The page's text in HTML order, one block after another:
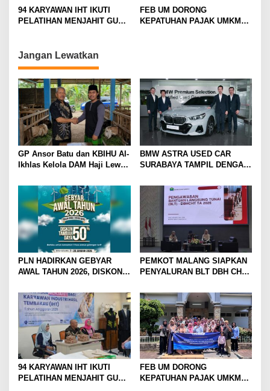
t
o
n
PERSEN
ROKOK
94 KARYAWAN IHT IKUTI
PELATIHAN MENJAHIT GUNA
FEB UM DORONG
KEPATUHAN PAJAK UMKM
Jangan Lewatkan
GP Ansor Batu dan KBIHU Al-
Ikhlas Kelola DAM Haji Lewat
BMW ASTRA USED CAR
SURABAYA TAMPIL DENGAN
PELANGGAN DI JATIM
DENGAN FASILITAS
PREMIUM
PLN HADIRKAN GEBYAR
AWAL TAHUN 2026, DISKON
PERSEN
PEMKOT MALANG SIAPKAN
PENYALURAN BLT DBH CHT
ROKOK
94 KARYAWAN IHT IKUTI
PELATIHAN MENJAHIT GUNA
FEB UM DORONG
KEPATUHAN PAJAK UMKM